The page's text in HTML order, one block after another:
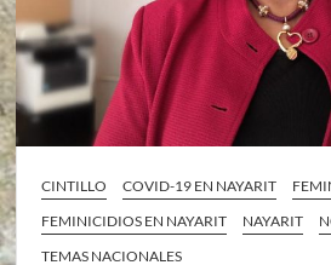
CINTILLO COVID-19 EN NAYARIT
FEMINICIDIOS EN NAYARIT
NAYARIT
TEMAS NACIONALES